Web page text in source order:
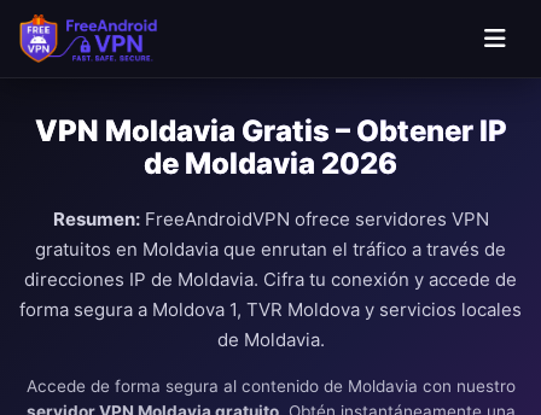
VPN Moldavia Gratis – Obtener IP
de Moldavia 2026
Resumen:FreeAndroidVPN ofrece servidores VPN
gratuitos en Moldavia que enrutan el tráfico a través de
direcciones IP de Moldavia. Cifra tu conexión y accede de
forma segura a Moldova 1, TVR Moldova y servicios locales
de Moldavia.
Accede de forma segura al contenido de Moldavia con nuestro